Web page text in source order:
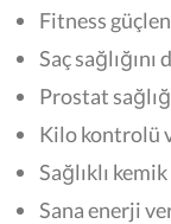
Fitness
Saç
Prostat
Kilo kontrolü
Sağlıklı
Sana enerji